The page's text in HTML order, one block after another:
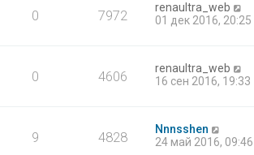
0 7972
renaultra_web
01 дек 2016, 20:25
0 4606
renaultra_web
16 сен 2016, 19:33
9 4828
Nnnsshen
24 май 2016, 09:46